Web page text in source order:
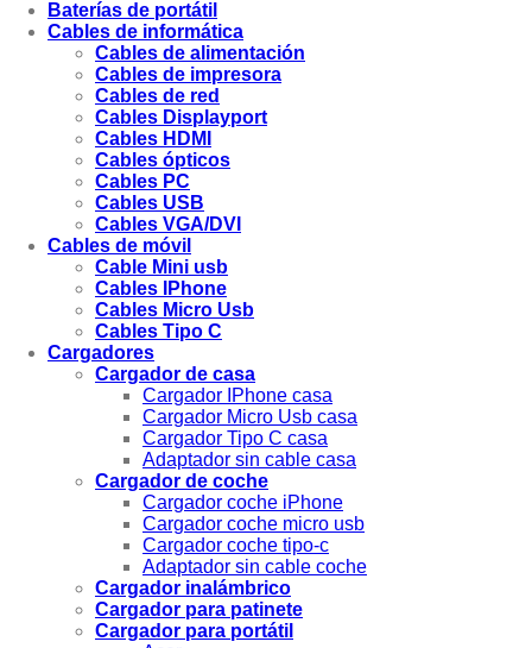
Baterías de portátil
Cables de informática
Cables de alimentación
Cables de impresora
Cables de red
Cables Displayport
Cables HDMI
Cables ópticos
Cables PC
Cables USB
Cables VGA/DVI
Cables de móvil
Cable Mini usb
Cables IPhone
Cables Micro Usb
Cables Tipo C
Cargadores
Cargador de casa
Cargador IPhone casa
Cargador Micro Usb casa
Cargador Tipo C casa
Adaptador sin cable casa
Cargador de coche
Cargador coche iPhone
Cargador coche micro usb
Cargador coche tipo-c
Adaptador sin cable coche
Cargador inalámbrico
Cargador para patinete
Cargador para portátil